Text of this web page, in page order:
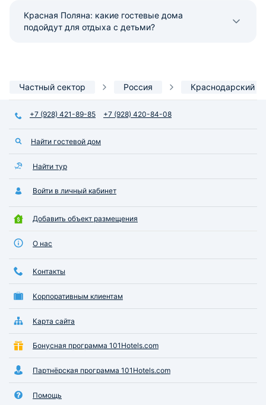
Красная Поляна: какие гостевые дома
подойдут для отдыха с детьми?
Частный сектор Россия Краснодарский
+7 (928) 421-89-85 +7 (928) 420-84-08
Найти гостевой дом
Найти тур
Войти в личный кабинет
Добавить объект размещения
О нас
Контакты
Корпоративным клиентам
Карта сайта
Бонусная программа 101Hotels.com
Партнёрская программа 101Hotels.com
Помощь